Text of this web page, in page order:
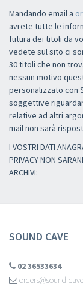
Mandando email a
avrete tutte le
futura dei titoli da
vedete sul sito ci
30 titoli che non
nessun motivo
personalizzato con
soggettive
relative ad altri
mail non sarà
I VOSTRI DATI
PRIVACY NON
ARCHIVI:
SOUND CAVE
02 36533634
orders@sound-